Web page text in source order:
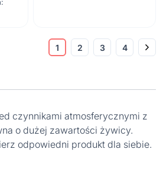
1 2 3 4
czynnikami atmosferycznymi z
o dużej zawartości żywicy.
odpowiedni produkt dla siebie.